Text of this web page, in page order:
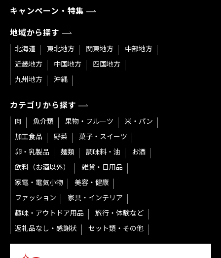
キャンペーン・特集
地域から探す
北海道 東北地方 関東地方
中部地方
近畿地方
中国地方
四国地方
九州地方
沖縄
カテゴリから探す
肉 魚介類 果物・フルーツ
米・パン
加工食品
野菜
菓子・スイーツ
卵・乳製品
麺類 調味料・油
お酒
飲料（お酒以外）
雑貨・日用品
家電・電気小物
美容・健康
ファッション
家具・インテリア
趣味・アウトドア用品
旅行・体験など
返礼品なし・感謝状
セット類・その他